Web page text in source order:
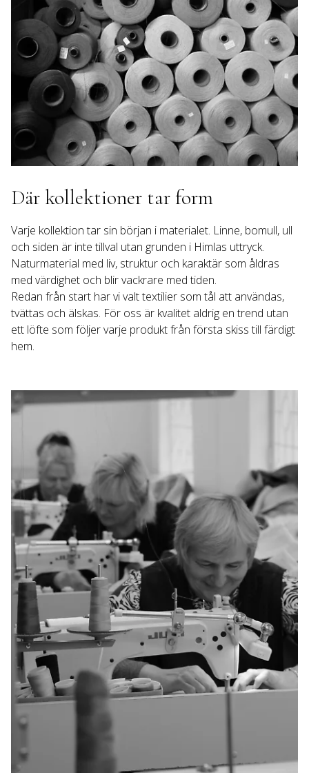
Där kollektioner tar form
Varje kollektion tar sin början i materialet. Linne, bomull, ull
och siden är inte tillval utan grunden i Himlas uttryck.
Naturmaterial med liv, struktur och karaktär som åldras
med värdighet och blir vackrare med tiden.
Redan från start har vi valt textilier som tål att användas,
tvättas och älskas. För oss är kvalitet aldrig en trend utan
ett löfte som följer varje produkt från första skiss till färdigt
hem.